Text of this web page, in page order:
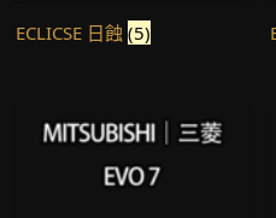
ECLICSE 日蝕 (5)